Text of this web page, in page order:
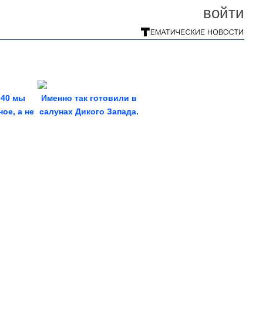
войти
мы
а не
Именно так готовили в
салунах Дикого Запада.